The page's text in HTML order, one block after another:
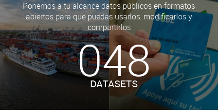
Ponemos a tu alcance datos públicos en formatos
abiertos para que puedas usarlos, modificarlos y
compartirlos
048
DATASETS